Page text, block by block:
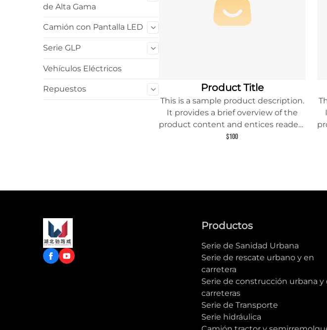
de Alta Gama
Camión con Pantalla LED
Serie GLP
Vehículos Eléctricos
Repuestos Product Title
This is a sample product description.
It provides a brief overview of the
product content and entices readers
to learn more about this product.
$100
Productos
Serie de Sanidad Urbana
Serie de rescate urbano y en
carretera
Serie de construcción urbana y
carreteras
Serie de Transporte
Serie hidráulica